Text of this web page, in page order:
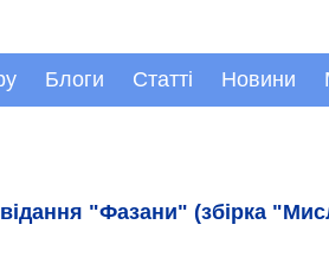
Блоги Статті Новини
"Фазани" (збірка